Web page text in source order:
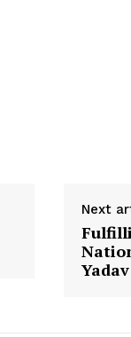
Next
Yadav